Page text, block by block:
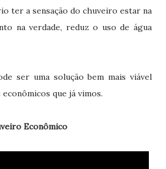
ter a sensação do chuveiro estar na
na verdade, reduz o uso de água
ser uma solução bem mais viável
que já vimos.
Econômico